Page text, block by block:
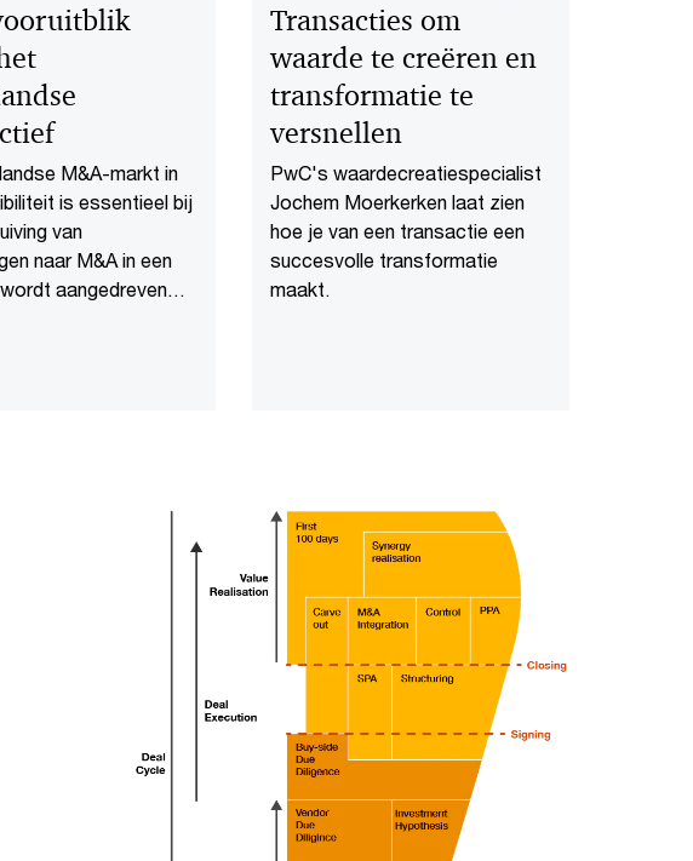
M&A-markt in
is essentieel bij
van
naar M&A in een
aangedreven
Transacties om
waarde te creëren en
transformatie te
versnellen
PwC's waardecreatiespecialist
Jochem Moerkerken laat zien
hoe je van een transactie een
succesvolle transformatie
maakt.